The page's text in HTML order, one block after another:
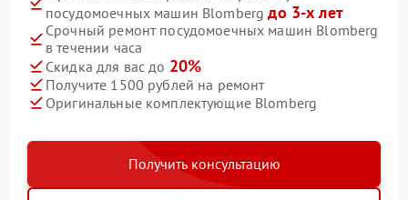
посудомоечных машин Blombergдо 3-х лет
Срочный ремонт посудомоечных машин Blomberg
в течении часа
Скидка для вас до 20%
Получите 1500 рублей на ремонт
Оригинальные комплектующие Blomberg
Получить консультацию